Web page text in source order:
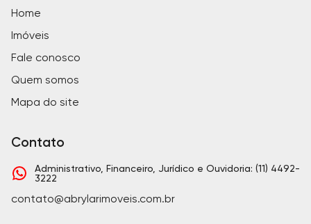
Home
Imóveis
Fale conosco
Quem somos
Mapa do site
Contato
Administrativo, Financeiro, Jurídico e Ouvidoria: (11) 4492-
3222
contato@abrylarimoveis.com.br